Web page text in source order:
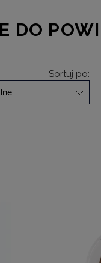
DO
Sortuj po: